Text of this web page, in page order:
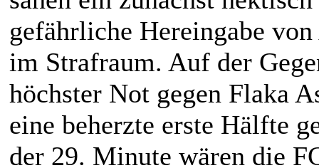
gefährliche Hereingabe
im Strafraum. Auf der
höchster Not gegen Flaka
eine beherzte erste Hälfte
der 29. Minute wären die